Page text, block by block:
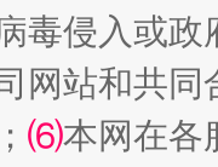
规模
毒侵入或
网站和共
⑹本网在各